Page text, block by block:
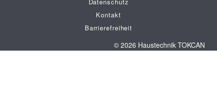
Kontakt
Barrierefreiheit
© 2026 Haustechnik TOKCAN